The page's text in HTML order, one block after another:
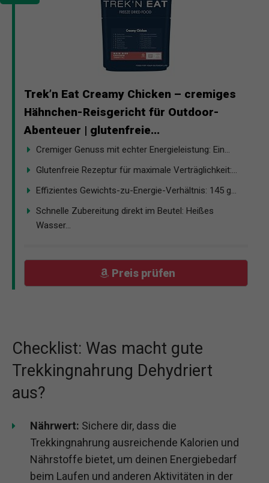
Trek’n Eat Creamy Chicken – cremiges
Hähnchen-Reisgericht für Outdoor-
Abenteuer | glutenfreie...
Cremiger Genuss mit echter Energieleistung: Ein...
Glutenfreie Rezeptur für maximale Verträglichkeit:...
Effizientes Gewichts-zu-Energie-Verhältnis: 145 g...
Schnelle Zubereitung direkt im Beutel: Heißes
Wasser...
Preis prüfen
Checklist: Was macht gute
Trekkingnahrung Dehydriert
aus?
Nährwert: Sichere dir, dass die
Trekkingnahrung ausreichende Kalorien und
Nährstoffe bietet, um deinen Energiebedarf
beim Laufen und anderen Aktivitäten in der